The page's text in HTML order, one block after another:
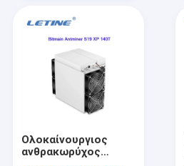
Ολοκαίνουργιος
ανθρακωρύχος